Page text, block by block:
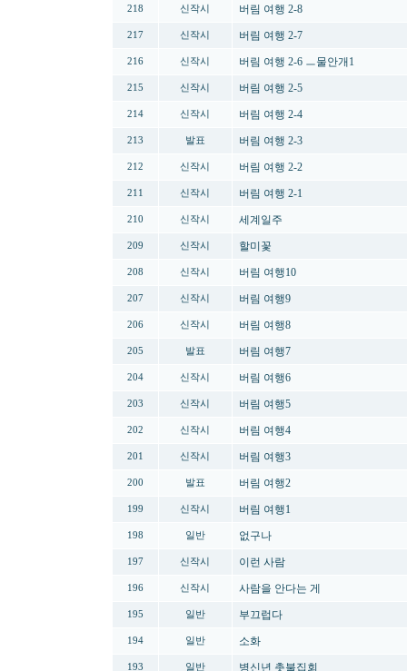
218 신작시 버림 여행 2-8
217 신작시 버림 여행 2-7
216 신작시 버림 여행 2-6 ㅡ물안개1
215 신작시 버림 여행 2-5
214 신작시 버림 여행 2-4
213 발표 버림 여행 2-3
212 신작시 버림 여행 2-2
211 신작시 버림 여행 2-1
210 신작시 세계일주
209 신작시 할미꽃
208 신작시 버림 여행10
207 신작시 버림 여행9
206 신작시 버림 여행8
205 발표 버림 여행7
204 신작시 버림 여행6
203 신작시 버림 여행5
202 신작시 버림 여행4
201 신작시 버림 여행3
200 발표 버림 여행2
199 신작시 버림 여행1
198 일반 없구나
197 신작시 이런 사람
196 신작시 사람을 안다는 게
195 일반 부끄럽다
194 일반 소화
193 일반 병신년 촛불집회